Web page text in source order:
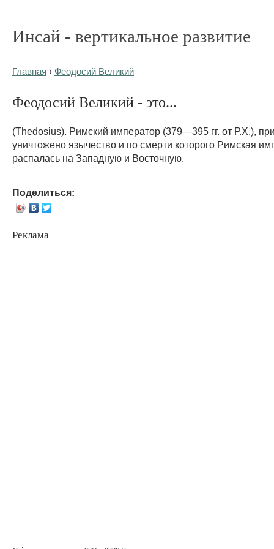
Инсай - вертикальное развитие
Главная › Феодосий Великий
Феодосий Великий - это...
(Thedosius). Римский император (379—395 гг. от Р.Х.),
уничтожено язычество и по смерти которого Римская
распалась на Западную и Восточную.
Поделиться:
Реклама